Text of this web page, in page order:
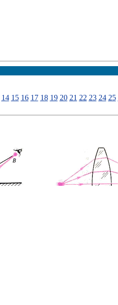
14 15 16 17 18 19 20 21 22 23 24 25